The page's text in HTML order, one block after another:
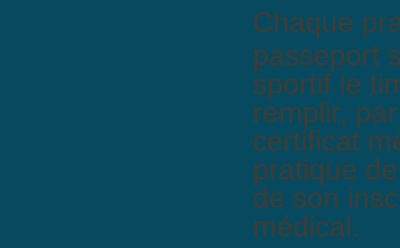
Chaque
passeport
sportif le
remplir,
certificat
pratique
de son
médical.